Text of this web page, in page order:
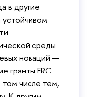
в другие
устойчивом
среды
новаций —
гранты ERC
числе тем,